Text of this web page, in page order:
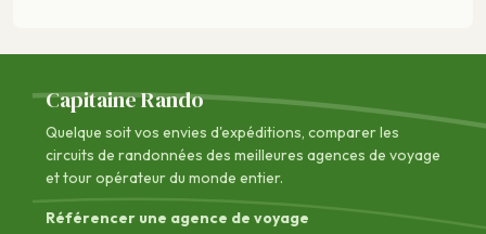
Capitaine Rando
Quelque soit vos envies d'expéditions, comparer les
circuits de randonnées des meilleures agences de voyage
et tour opérateur du monde entier.
Référencer une agence de voyage